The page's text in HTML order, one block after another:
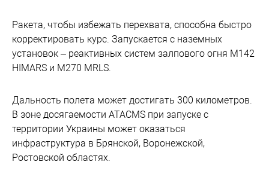
Ракета, чтобы избежать перехвата, способна быстро
корректировать курс. Запускается с наземных
установок – реактивных систем залпового огня M142
HIMARS и M270 MRLS.
Дальность полета может достигать 300 километров.
В зоне досягаемости ATACMS при запуске с
территории Украины может оказаться
инфраструктура в Брянской, Воронежской,
Ростовской областях.